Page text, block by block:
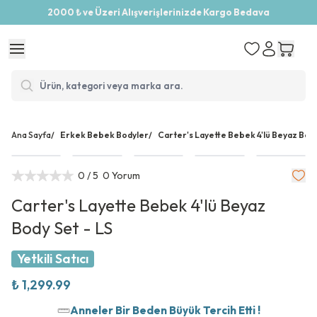
2000 ₺ ve Üzeri Alışverişlerinizde Kargo Bedava
Ana Sayfa/ Erkek Bebek Bodyler/ Carter's Layette Bebek 4'lü Beyaz
0 / 5 0 Yorum
Carter's Layette Bebek 4'lü Beyaz
Body Set - LS
Yetkili Satıcı
₺ 1,299.99
Anneler Bir Beden Büyük Tercih Etti !